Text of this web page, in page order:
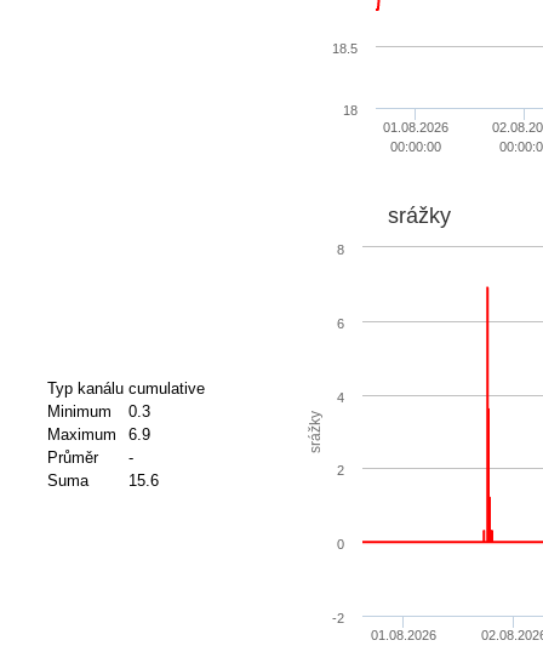
01.08.2026
00:00:00
18
18.5
Typ kanálu cumulative
Minimum
0.3
Maximum
6.9
Průměr
-
Suma
15.6
srážky
srážky
01.08.2026
-2
0
2
4
6
8